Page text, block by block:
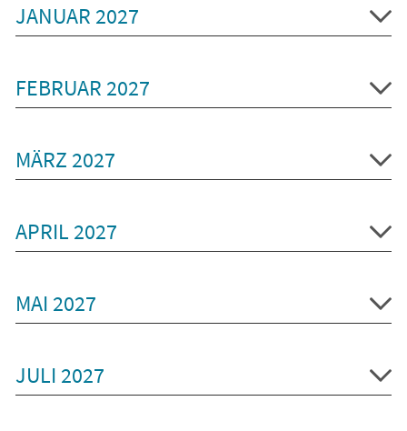
JANUAR 2027
FEBRUAR 2027
MÄRZ 2027
APRIL 2027
MAI 2027
JULI 2027